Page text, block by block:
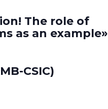
The role of
as an example»
CSIC)